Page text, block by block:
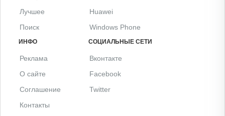
Лучшее
Поиск
Huawei
Windows Phone
ИНФО
Реклама
О сайте
Соглашение
Контакты
СОЦИАЛЬНЫЕ СЕТИ
Вконтакте
Facebook
Twitter